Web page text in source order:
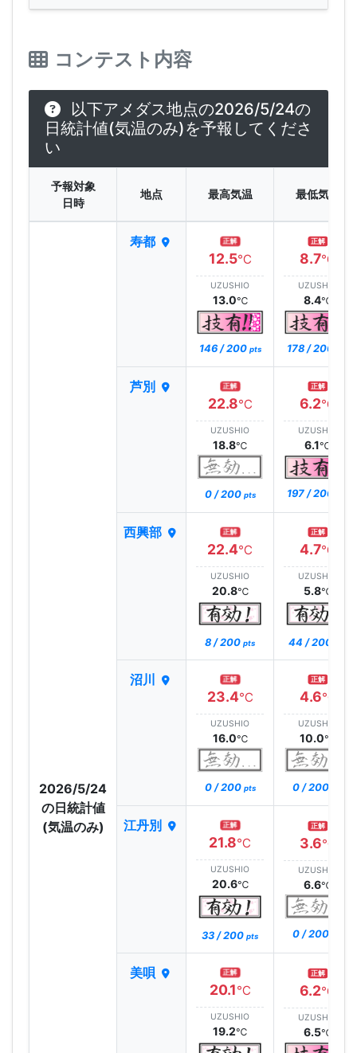
コンテスト内容
以下アメダス地点の2026/5/24の
日統計値(気温のみ)を予報してくださ
い
予報対象
日時
地点 最高気温 最低気温
2026/5/24
の日統計値
(気温のみ)
寿都 正解
12.5℃
UZUSHIO
13.0℃
146 / 200 pts
正解
8.7℃
UZUSHIO
8.4℃
178 / 200
芦別 正解
22.8℃
UZUSHIO
18.8℃
0 / 200 pts
正解
6.2℃
UZUSHIO
6.1℃
197 / 200
西興部 正解
22.4℃
UZUSHIO
20.8℃
8 / 200 pts
正解
4.7℃
UZUSHIO
5.8℃
44 / 200
沼川 正解
23.4℃
UZUSHIO
16.0℃
0 / 200 pts
正解
4.6℃
UZUSHIO
10.0℃
0 / 200
江丹別 正解
21.8℃
UZUSHIO
20.6℃
33 / 200 pts
正解
3.6℃
UZUSHIO
6.6℃
0 / 200
美唄 正解
20.1℃
UZUSHIO
19.2℃
正解
6.2℃
UZUSHIO
6.5℃